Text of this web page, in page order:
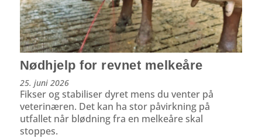
Nødhjelp for revnet melkeåre
25. juni 2026
Fikser og stabiliser dyret mens du venter på
veterinæren. Det kan ha stor påvirkning på
utfallet når blødning fra en melkeåre skal
stoppes.